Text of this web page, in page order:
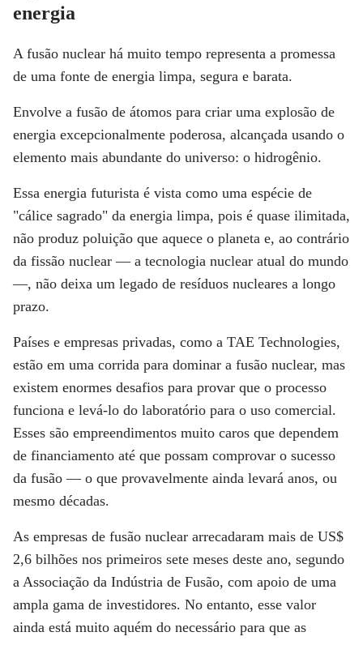
energia
A fusão nuclear há muito tempo representa a promessa
de uma fonte de energia limpa, segura e barata.
Envolve a fusão de átomos para criar uma explosão de
energia excepcionalmente poderosa, alcançada usando o
elemento mais abundante do universo: o hidrogênio.
Essa energia futurista é vista como uma espécie de
"cálice sagrado" da energia limpa, pois é quase ilimitada,
não produz poluição que aquece o planeta e, ao contrário
da fissão nuclear — a tecnologia nuclear atual do mundo
—, não deixa um legado de resíduos nucleares a longo
prazo.
Países e empresas privadas, como a TAE Technologies,
estão em uma corrida para dominar a fusão nuclear, mas
existem enormes desafios para provar que o processo
funciona e levá-lo do laboratório para o uso comercial.
Esses são empreendimentos muito caros que dependem
de financiamento até que possam comprovar o sucesso
da fusão — o que provavelmente ainda levará anos, ou
mesmo décadas.
As empresas de fusão nuclear arrecadaram mais de US$
2,6 bilhões nos primeiros sete meses deste ano, segundo
a Associação da Indústria de Fusão, com apoio de uma
ampla gama de investidores. No entanto, esse valor
ainda está muito aquém do necessário para que as